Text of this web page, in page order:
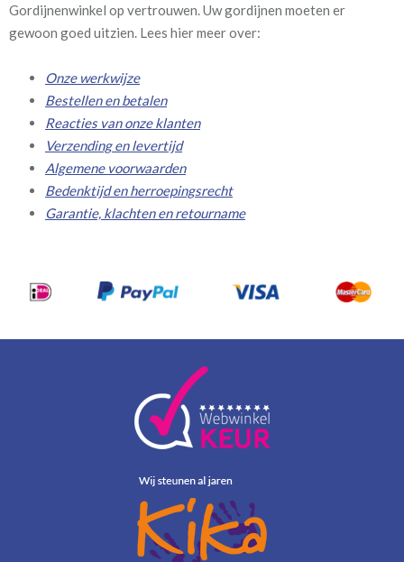
Gordijnenwinkel op vertrouwen. Uw gordijnen moeten er
gewoon goed uitzien. Lees hier meer over:
Onze werkwijze
Bestellen en betalen
Reacties van onze klanten
Verzending en levertijd
Algemene voorwaarden
Bedenktijd en herroepingsrecht
Garantie, klachten en retourname